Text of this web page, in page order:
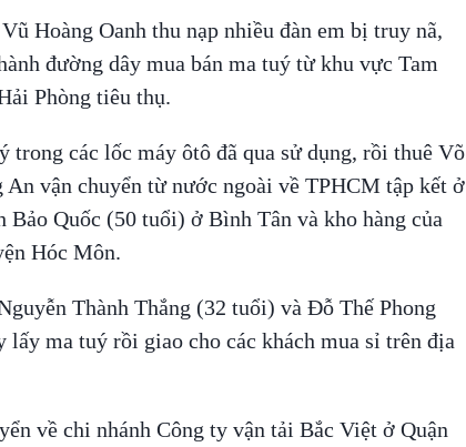
Hoàng Oanh thu nạp nhiều đàn em bị truy nã,
đường dây mua bán ma tuý từ khu vực Tam
Phòng tiêu thụ.
trong các lốc máy ôtô đã qua sử dụng, rồi thuê Võ
vận chuyển từ nước ngoài về TPHCM tập kết ở
Bảo Quốc (50 tuổi) ở Bình Tân và kho hàng của
Hóc Môn.
Thành Thắng (32 tuổi) và Đỗ Thế Phong
lấy ma tuý rồi giao cho các khách mua sỉ trên địa
về chi nhánh Công ty vận tải Bắc Việt ở Quận